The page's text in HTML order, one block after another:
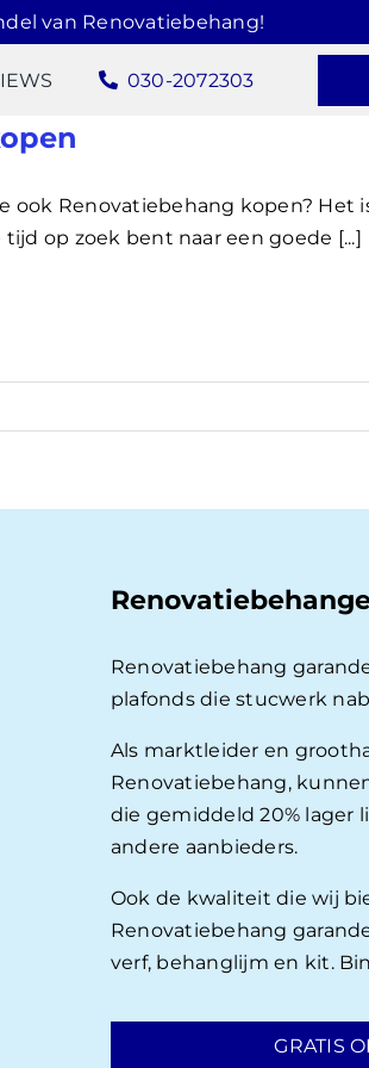
van Renovatiebehang!
030-2072303
ook Renovatiebehang kopen? Het
op zoek bent naar een goede [...]
Renovatiebehang
plafonds die stucwerk
Als marktleider en
Renovatiebehang,
die gemiddeld 20% lager
andere aanbieders.
Ook de kwaliteit die wij
Renovatiebehang
verf, behanglijm en kit.
GRATIS